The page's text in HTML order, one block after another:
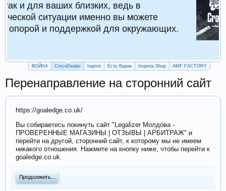
близких, ведь в
именно вы можете
для окружающих.
ВОЙНА CrocoDealer hajime Есть Варик Imperia Shop AMF FACTORY
Перенаправление на сторонний сайт
https://goaledge.co.uk/
Вы собираетесь покинуть сайт "Legalizer Молдова -
ПРОВЕРЕННЫЕ МАГАЗИНЫ | ОТЗЫВЫ | АРБИТРАЖ" и
перейти на другой, сторонний сайт, к которому мы не имеем
никакого отношения. Нажмите на кнопку ниже, чтобы перейти к
goaledge.co.uk.
Продолжить...